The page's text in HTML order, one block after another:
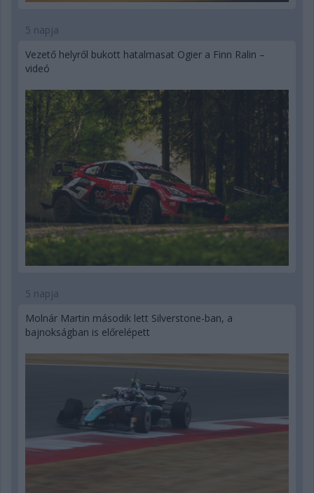
5 napja
Vezető helyről bukott hatalmasat Ogier a Finn Ralin –
videó
5 napja
Molnár Martin második lett Silverstone-ban, a
bajnokságban is előrelépett